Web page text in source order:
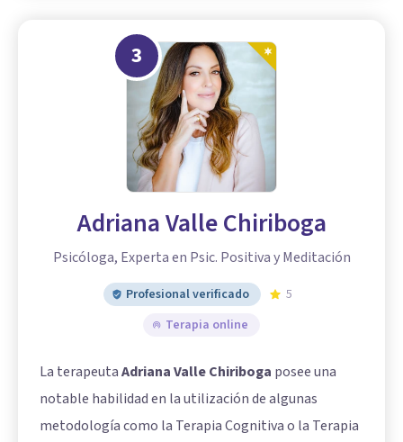
3
Adriana Valle Chiriboga
Psicóloga, Experta en Psic. Positiva y Meditación
Profesional verificado
5
Terapia online
La terapeutaAdriana Valle Chiriboga posee una
notable habilidad en la utilización de algunas
metodología como la Terapia Cognitiva o la Terapia